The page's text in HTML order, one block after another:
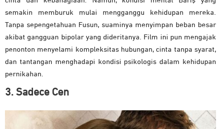
semakin memburuk mulai mengganggu kehidupan mereka.
Tanpa sepengetahuan Fusun, suaminya menyimpan beban besar
akibat gangguan bipolar yang dideritanya. Film ini pun mengajak
penonton menyelami kompleksitas hubungan, cinta tanpa syarat,
dan tantangan menghadapi kondisi psikologis dalam kehidupan
pernikahan.
3. Sadece Cen